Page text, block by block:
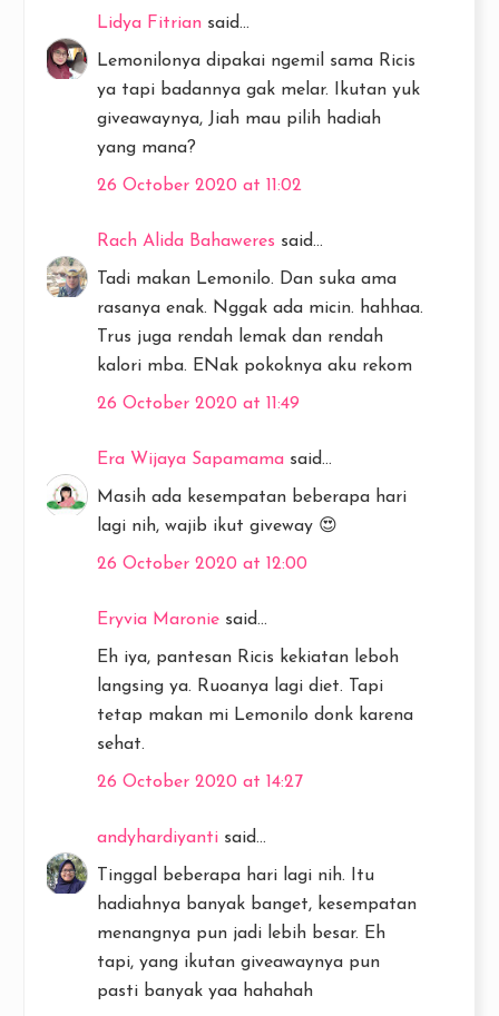
Lidya Fitrian said...
Lemonilonya dipakai ngemil sama Ricis
ya tapi badannya gak melar. Ikutan yuk
giveawaynya, Jiah mau pilih hadiah
yang mana?
26 October 2020 at 11:02
Rach Alida Bahaweres said...
Tadi makan Lemonilo. Dan suka ama
rasanya enak. Nggak ada micin. hahhaa.
Trus juga rendah lemak dan rendah
kalori mba. ENak pokoknya aku rekom
26 October 2020 at 11:49
Era Wijaya Sapamama said...
Masih ada kesempatan beberapa hari
lagi nih, wajib ikut giveway 😍
26 October 2020 at 12:00
Eryvia Maronie said...
Eh iya, pantesan Ricis kekiatan leboh
langsing ya. Ruoanya lagi diet. Tapi
tetap makan mi Lemonilo donk karena
sehat.
26 October 2020 at 14:27
andyhardiyanti said...
Tinggal beberapa hari lagi nih. Itu
hadiahnya banyak banget, kesempatan
menangnya pun jadi lebih besar. Eh
tapi, yang ikutan giveawaynya pun
pasti banyak yaa hahahah